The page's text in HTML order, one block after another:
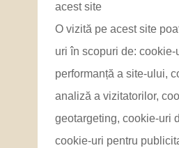
acest site
O vizită pe acest site
uri în scopuri de: cookie-
performanță a site-ului,
analiză a vizitatorilor,
geotargeting, cookie-uri
cookie-uri pentru